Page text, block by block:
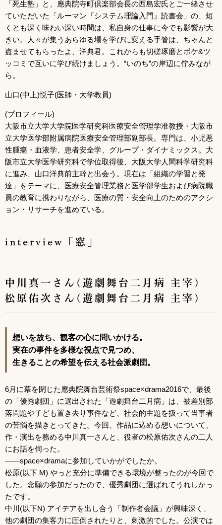
「死生塾」と、應典院寺町倶楽部会長の西島宏氏とご一緒させ
ていただいた「ルーマン『システム理論入門』読書会」の、短
くとも深く味わい深い時間は、私自身の仕事に今でも影響が大
きい。人々が集うあらゆる場を学びに変える手管は、ちゃんと
盗ませてもらったよ、洋典君。これからも切磋琢磨とボケ&ツ
ッコミで互いに学び続けましょう。“いのち”の岸辺に佇みなが
ら。
山口(中上)悦子(医師・大学教員)
(プロフィール)
大阪市立大学大学院医学研究科医療安全管理学准教授・大阪市
立大学医学部附属病院医療安全管理部副部長。専門は、小児悪
性腫瘍・血液学、患者安全学、グループ・ダイナミックス。大
阪市立大学医学研究科で学位取得後、大阪大学人間科学研究科
に進み、山口洋典前主幹と出会う。現在は「組織の学習と発
達」をテーマに、医療安全管理業務と医学部学生および病院職
員の教育に携わりながら、医療の質・安全向上のためのアクシ
ョン・リサーチを進めている。
interview「窓」
中川真一さん(遊劇舞台二月病 主宰)
松原佑次さん(遊劇舞台二月病 主宰)
想いを放ち、観客の心に問いかける。
実在の事件を多様な視点で見つめ、
生きることの希望を伝える社会派劇団。
6月に幕を閉じた應典院舞台芸術祭space×drama2016で、最後
の「優秀劇団」に選出された「遊劇舞台二月病」は、被差別部
落問題や子ども置き去り事件など、社会的主題を扱って当事者
の苦悩を描きとってきた。今回、作品に込める想いについて、
作・演出を務める中川真一さんと、役者の松原佑次さんの二人
にお話を伺った。
――space×dramaに参加していかがでしたか。
松原(以下 M) やっと充分に準備できる環境が整ったのが今回で
した。念願の参加だったので、優秀劇団に選ばれてうれしかっ
たです。
中川(以下N) アイデアを出し合う「制作者会議」が興味深く、
他の劇団の集客力に圧倒されたりと、刺激的でした。公演では